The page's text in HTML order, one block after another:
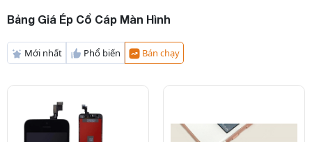
Bảng Giá Ép Cổ Cáp Màn Hình
Mới nhất Phổ biến Bán chạy